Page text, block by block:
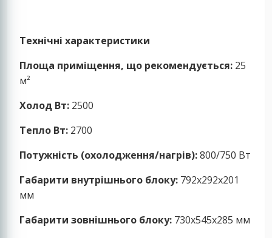
Технічні характеристики
Площа приміщення, що рекомендується: 25
м²
Холод Вт: 2500
Тепло Вт: 2700
Потужність (охолодження/нагрів):800/750 Вт
Габарити внутрішнього блоку: 792x292x201
мм
Габарити зовнішнього блоку: 730x545x285 мм